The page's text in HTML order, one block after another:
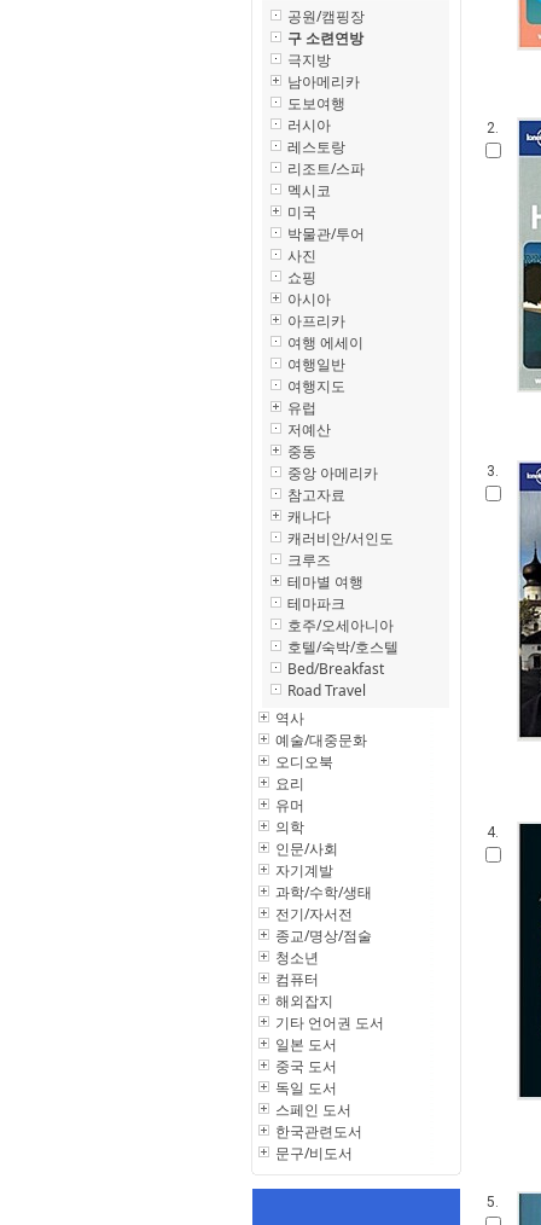
공원/캠핑장
구 소련연방
극지방
남아메리카
도보여행
러시아
레스토랑
리조트/스파
멕시코
미국
박물관/투어
사진
쇼핑
아시아
아프리카
여행 에세이
여행일반
여행지도
유럽
저예산
중동
중앙 아메리카
참고자료
캐나다
캐러비안/서인도
크루즈
테마별 여행
테마파크
호주/오세아니아
호텔/숙박/호스텔
Bed/Breakfast
Road Travel
역사
예술/대중문화
오디오북
요리
유머
의학
인문/사회
자기계발
과학/수학/생태
전기/자서전
종교/명상/점술
청소년
컴퓨터
해외잡지
기타 언어권 도서
일본 도서
중국 도서
독일 도서
스페인 도서
한국관련도서
문구/비도서
2.
3.
4.
5.